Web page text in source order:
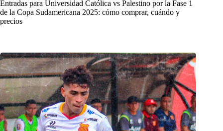
Entradas para Universidad Católica vs Palestino por la Fase 1
de la Copa Sudamericana 2025: cómo comprar, cuándo y
precios